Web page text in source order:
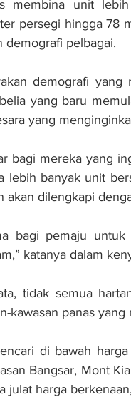
membina unit
persegi hingga 78
demografi pelbagai.
demografi
yang baru
yang
bagi mereka yang
lebih ba­nyak unit
akan dilengkapi
bagi pemaju
katanya dalam
tidak semua
kawasan panas
di bawah
Bangsar, Mont
harga